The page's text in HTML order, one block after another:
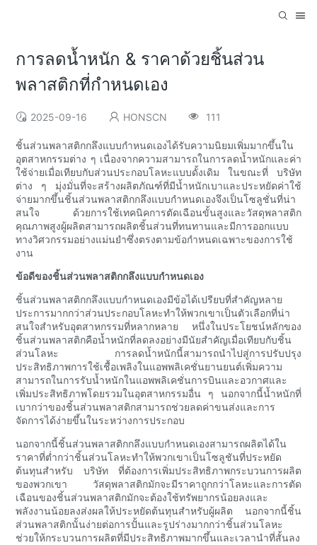
การลดน้ำหนัก & ราคาด้วยชิ้นส่วน
พลาสติกที่กำหนดเอง
2025-09-16 HONSCN 111
ชิ้นส่วนพลาสติกกลึงแบบกำหนดเองได้รับความนิยมเพิ่มมากขึ้นใน
อุตสาหกรรมต่าง ๆ เนื่องจากความสามารถในการลดน้ำหนักและค่า
ใช้จ่ายเมื่อเทียบกับส่วนประกอบโลหะแบบดั้งเดิม ในขณะที่ บริษัท
ต่าง ๆ มุ่งมั่นที่จะสร้างผลิตภัณฑ์ที่มีน้ำหนักเบาและประหยัดค่าใช้
จ่ายมากขึ้นชิ้นส่วนพลาสติกกลึงแบบกำหนดเองจึงเป็นโซลูชั่นที่น่า
สนใจ ด้วยการใช้เทคนิคการตัดเฉือนขั้นสูงและวัสดุพลาสติก
คุณภาพสูงผู้ผลิตสามารถผลิตชิ้นส่วนที่ทนทานและมีการออกแบบ
ทางวิศวกรรมอย่างแม่นยำซึ่งตรงตามข้อกำหนดเฉพาะของการใช้
งาน
ข้อดีของชิ้นส่วนพลาสติกกลึงแบบกำหนดเอง
ชิ้นส่วนพลาสติกกลึงแบบกำหนดเองมีข้อได้เปรียบที่สำคัญหลาย
ประการมากกว่าส่วนประกอบโลหะทำให้พวกเขาเป็นตัวเลือกที่น่า
สนใจสำหรับอุตสาหกรรมที่หลากหลาย หนึ่งในประโยชน์หลักของ
ชิ้นส่วนพลาสติกคือน้ำหนักที่ลดลงอย่างมีนัยสำคัญเมื่อเทียบกับชิ้น
ส่วนโลหะ การลดน้ำหนักนี้สามารถนำไปสู่การปรับปรุง
ประสิทธิภาพการใช้เชื้อเพลิงในแอพพลิเคชั่นยานยนต์เพิ่มความ
สามารถในการรับน้ำหนักในแอพพลิเคชั่นการบินและอวกาศและ
เพิ่มประสิทธิภาพโดยรวมในอุตสาหกรรมอื่น ๆ นอกจากนี้น้ำหนักที่
เบากว่าของชิ้นส่วนพลาสติกสามารถช่วยลดค่าขนส่งและการ
จัดการได้ง่ายขึ้นในระหว่างการประกอบ
นอกจากนี้ชิ้นส่วนพลาสติกกลึงแบบกำหนดเองสามารถผลิตได้ใน
ราคาที่ต่ำกว่าชิ้นส่วนโลหะทำให้พวกเขาเป็นโซลูชันที่ประหยัด
ต้นทุนสำหรับ บริษัท ที่ต้องการเพิ่มประสิทธิภาพกระบวนการผลิต
ของพวกเขา วัสดุพลาสติกมักจะมีราคาถูกกว่าโลหะและการตัด
เฉือนของชิ้นส่วนพลาสติกมักจะต้องใช้ทรัพยากรน้อยลงและ
พลังงานน้อยลงส่งผลให้ประหยัดต้นทุนสำหรับผู้ผลิต นอกจากนี้ชิ้น
ส่วนพลาสติกนั้นง่ายต่อการปั้นและรูปร่างมากกว่าชิ้นส่วนโลหะ
ช่วยให้กระบวนการผลิตที่มีประสิทธิภาพมากขึ้นและเวลานำที่สั้นลง